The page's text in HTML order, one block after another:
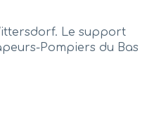
Le support
Pompiers du Bas